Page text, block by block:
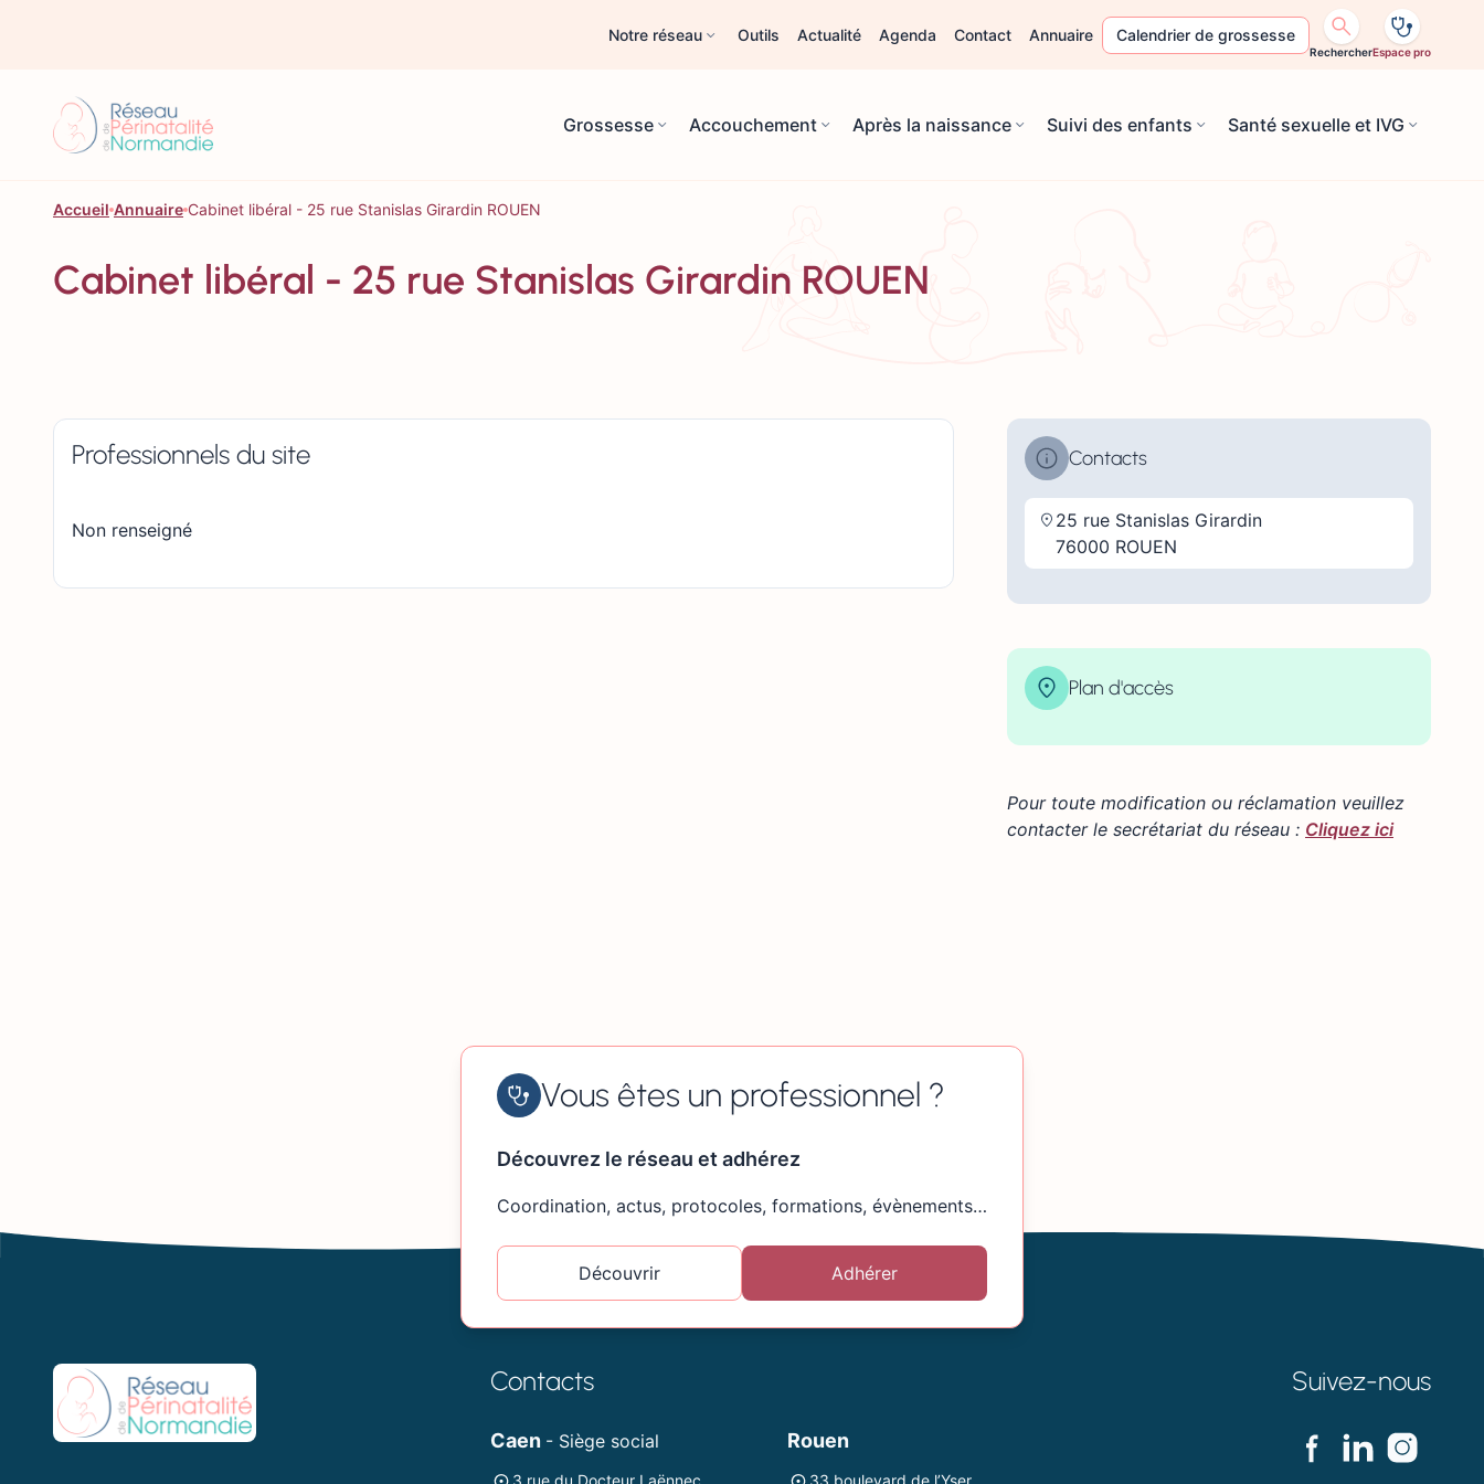
Notre réseau Outils Actualité Agenda Contact Annuaire Calendrier de grossesse
RechercherEspace pro
Grossesse Accouchement Après la naissance Suivi des enfants Santé sexuelle et IVG
Accueil Annuaire Cabinet libéral - 25 rue Stanislas Girardin ROUEN
Cabinet libéral - 25 rue Stanislas Girardin ROUEN
Professionnels du site
Non renseigné
Contacts
25 rue Stanislas Girardin
76000 ROUEN
Plan d'accès
×
−
Pour toute modification ou réclamation veuillez
contacter le secrétariat du réseau : Cliquez ici
Vous êtes un professionnel ?
Découvrez le réseau et adhérez
Coordination, actus, protocoles, formations, évènements…
Découvrir Adhérer
Contacts
Caen - Siège social
3 rue du Docteur Laënnec
Rouen
33 boulevard de l’Yser
Suivez-nous